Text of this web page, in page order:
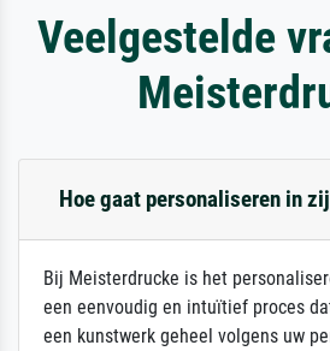
Veelgestelde
Hoe gaat personaliseren in
Bij Meisterdrucke is het
een eenvoudig en intuïtief proces
een kunstwerk geheel volgens uw